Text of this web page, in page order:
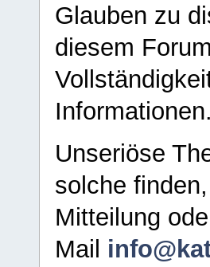
Glauben zu
diesem
Informationen.
Unseriöse
solche
Mitteilung
Mail